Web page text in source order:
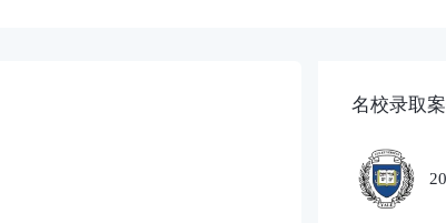
名校录取案